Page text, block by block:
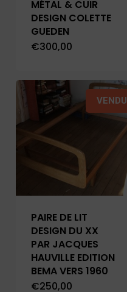
MÉTAL & CUIR
DESIGN COLETTE
GUEDEN
€300,00
PAIRE DE LIT
DESIGN DU XX
PAR JACQUES
HAUVILLE EDITION
BEMA VERS 1960
€250,00
VENDU